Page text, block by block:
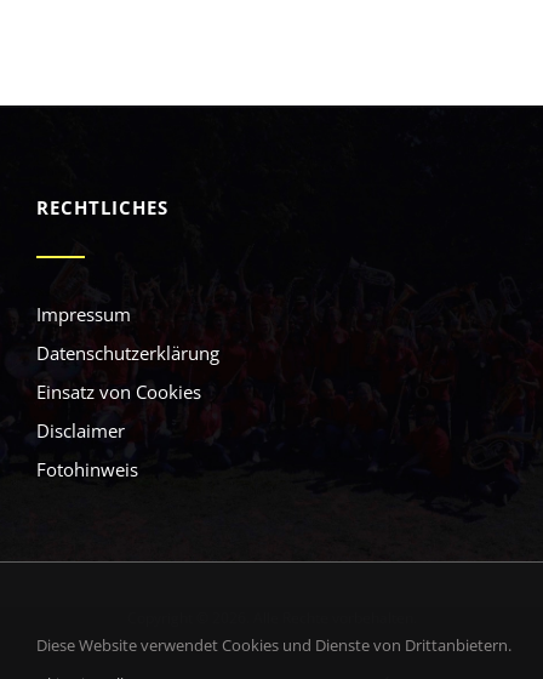
RECHTLICHES
Impressum
Datenschutzerklärung
Einsatz von Cookies
Disclaimer
Fotohinweis
Diese Website verwendet Cookies und Dienste von Drittanbietern.